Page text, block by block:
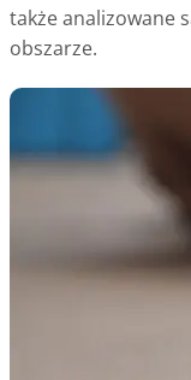
także analizowane
obszarze.